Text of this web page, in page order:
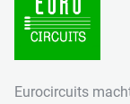
Eurocircuits